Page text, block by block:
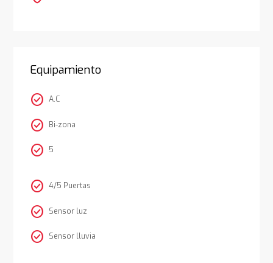
Equipamiento
check_circle A.C
check_circle Bi-zona
check_circle 5
check_circle 4/5 Puertas
check_circle Sensor luz
check_circle Sensor lluvia